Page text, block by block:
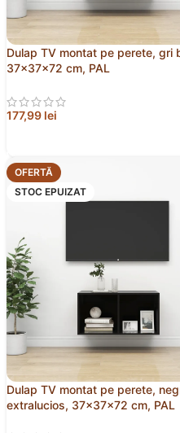
Dulap TV montat pe perete, gri
37x37x72 cm, PAL
177,99 lei
OFERTĂ
STOC EPUIZAT
Dulap TV montat pe perete,
extralucios, 37x37x72 cm, PAL